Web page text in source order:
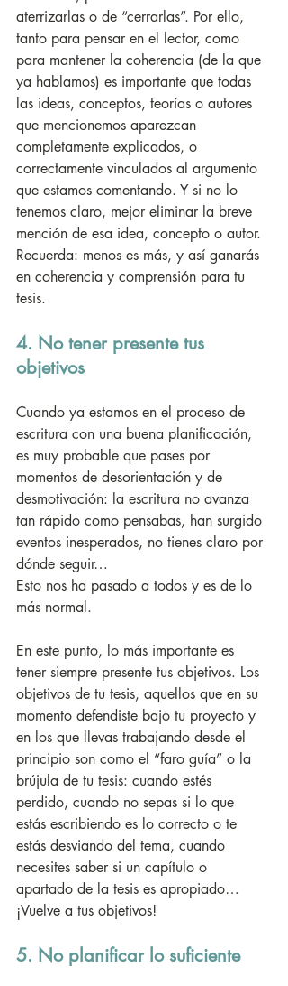
aterrizarlas o de “cerrarlas”. Por ello,
tanto para pensar en el lector, como
para mantener la coherencia (de la que
ya hablamos) es importante que todas
las ideas, conceptos, teorías o autores
que mencionemos aparezcan
completamente explicados, o
correctamente vinculados al argumento
que estamos comentando. Y si no lo
tenemos claro, mejor eliminar la breve
mención de esa idea, concepto o autor.
Recuerda: menos es más, y así ganarás
en coherencia y comprensión para tu
tesis.
4. No tener presente tus
objetivos
Cuando ya estamos en el proceso de
escritura con una buena planificación,
es muy probable que pases por
momentos de desorientación y de
desmotivación: la escritura no avanza
tan rápido como pensabas, han surgido
eventos inesperados, no tienes claro por
dónde seguir…
Esto nos ha pasado a todos y es de lo
más normal.
En este punto, lo más importante es
tener siempre presente tus objetivos. Los
objetivos de tu tesis, aquellos que en su
momento defendiste bajo tu proyecto y
en los que llevas trabajando desde el
principio son como el “faro guía” o la
brújula de tu tesis: cuando estés
perdido, cuando no sepas si lo que
estás escribiendo es lo correcto o te
estás desviando del tema, cuando
necesites saber si un capítulo o
apartado de la tesis es apropiado…
¡Vuelve a tus objetivos!
5. No planificar lo suficiente